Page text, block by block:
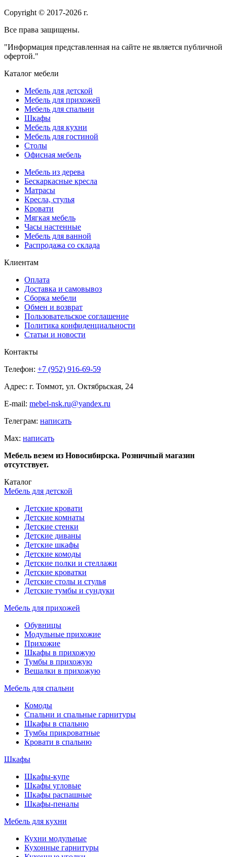
Copyright © 2017-2026 г.
Все права защищены.
"Информация представленная на сайте не является публичной
офертой."
Каталог мебели
Мебель для детской
Мебель для прихожей
Мебель для спальни
Шкафы
Мебель для кухни
Мебель для гостиной
Столы
Офисная мебель
Мебель из дерева
Бескаркасные кресла
Матрасы
Кресла, стулья
Кровати
Мягкая мебель
Часы настенные
Мебель для ванной
Распродажа со склада
Клиентам
Оплата
Доставка и самовывоз
Сборка мебели
Обмен и возврат
Пользовательское соглашение
Политика конфиденциальности
Статьи и новости
Контакты
Телефон: +7 (952) 916-69-59
Адрес: г. Томмот, ул. Октябрьская, 24
E-mail: mebel-nsk.ru@yandex.ru
Телеграм: написать
Мах: написать
Мебель везем из Новосибирска. Розничный магазин
отсутствует.
Каталог
Мебель для детской
Детские кровати
Детские комнаты
Детские стенки
Детские диваны
Детские шкафы
Детские комоды
Детские полки и стеллажи
Детские кроватки
Детские столы и стулья
Детские тумбы и сундуки
Мебель для прихожей
Обувницы
Модульные прихожие
Прихожие
Шкафы в прихожую
Тумбы в прихожую
Вешалки в прихожую
Мебель для спальни
Комоды
Спальни и спальные гарнитуры
Шкафы в спальню
Тумбы прикроватные
Кровати в спальню
Шкафы
Шкафы-купе
Шкафы угловые
Шкафы распашные
Шкафы-пеналы
Мебель для кухни
Кухни модульные
Кухонные гарнитуры